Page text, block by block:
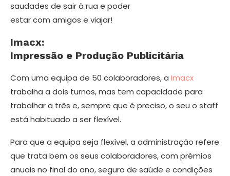
saudades de sair à rua e poder
estar com amigos e viajar!
Imacx:
Impressão e Produção Publicitária
Com uma equipa de 50 colaboradores, a Imacx
trabalha a dois turnos, mas tem capacidade para
trabalhar a três e, sempre que é preciso, o seu o staff
está habituado a ser flexível.
Para que a equipa seja flexível, a administração refere
que trata bem os seus colaboradores, com prémios
anuais no final do ano, seguro de saúde e condições